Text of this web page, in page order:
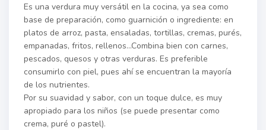
Es una verdura muy versátil en la cocina, ya sea como
base de preparación, como guarnición o ingrediente: en
platos de arroz, pasta, ensaladas, tortillas, cremas, purés,
empanadas, fritos, rellenos…Combina bien con carnes,
pescados, quesos y otras verduras. Es preferible
consumirlo con piel, pues ahí se encuentran la mayoría
de los nutrientes.
Por su suavidad y sabor, con un toque dulce, es muy
apropiado para los niños (se puede presentar como
crema, puré o pastel).